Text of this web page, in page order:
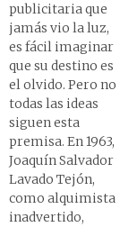
publicitaria que
jamás vio la luz,
es fácil imaginar
que su destino es
el olvido. Pero no
todas las ideas
siguen esta
premisa. En 1963,
Joaquín Salvador
Lavado Tejón,
como alquimista
inadvertido,